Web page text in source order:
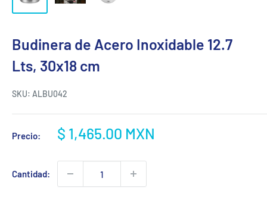
Budinera de Acero Inoxidable 12.7
Lts, 30x18 cm
SKU: ALBU042
Precio:
Precio
venta
$ 1,465.00 MXN
Cantidad: